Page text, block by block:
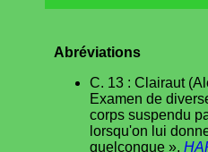
Abréviations
C. 13 : Clairaut
Examen de
corps suspendu
lorsqu'on lui
quelconque »,